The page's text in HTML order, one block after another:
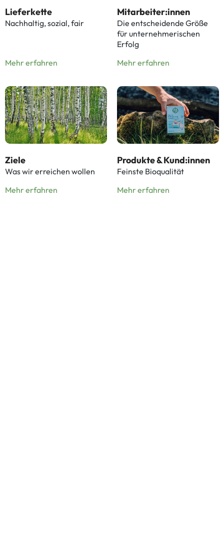
Lieferkette
Nachhaltig, sozial, fair
Mitarbeiter:innen
Die entscheidende Größe
für unternehmerischen
Erfolg
Mehr erfahren
Mehr erfahren
Ziele
Was wir erreichen wollen
Produkte & Kund:innen
Feinste Bioqualität
Mehr erfahren
Mehr erfahren